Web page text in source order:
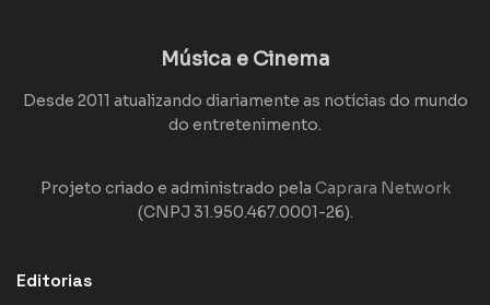
Música e Cinema
Desde 2011 atualizando diariamente as notícias do mundo
do entretenimento.
Projeto criado e administrado pela Caprara Network
(CNPJ 31.950.467.0001-26).
Editorias